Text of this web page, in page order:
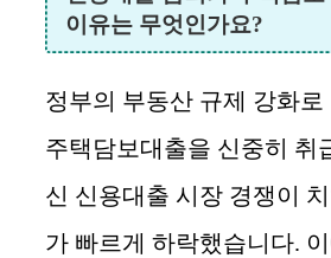
이유는 무엇인가요?
정부의 부동산 규제 강화로
주택담보대출을 신중히 취
신 신용대출 시장 경쟁이
가 빠르게 하락했습니다.